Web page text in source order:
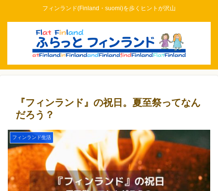
フィンランド(Finland・suomi)を歩くヒントが沢山
『フィンランド』の祝日。夏至祭ってなん
だろう？
フィンランド生活